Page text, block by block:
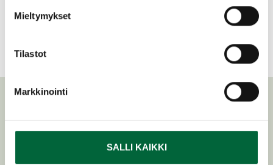
Mieltymykset
Tilastot
Markkinointi
SALLI KAIKKI
tarkastuksia. Erilaisten mittauslaitteiden lisäksi meillä
on omaa jigituotantoa. Hoidamme myös tuotteiden
Kysy lisää ohjelmoinnista ja
testauksesta!